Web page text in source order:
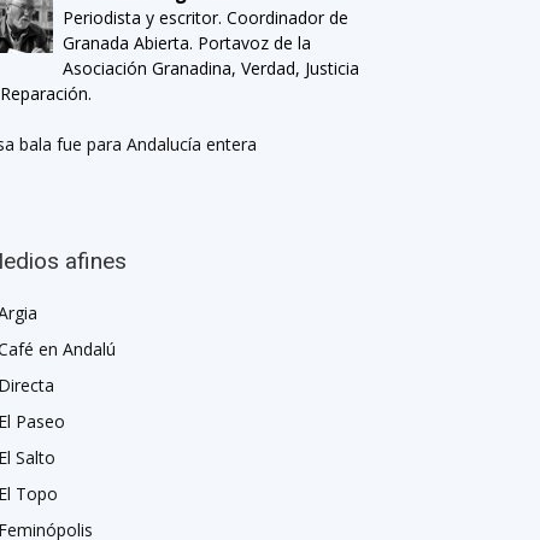
Periodista y escritor. Coordinador de
Granada Abierta. Portavoz de la
Asociación Granadina, Verdad, Justicia
bala fue para Andalucía entera
afines
en Andalú
Directa
El Paseo
El Salto
El Topo
Feminópolis